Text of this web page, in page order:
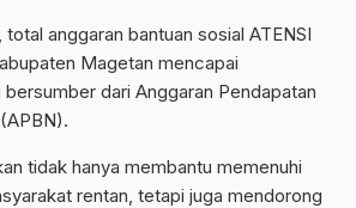
anggaran bantuan sosial ATENSI
Magetan mencapai
bersumber dari Anggaran Pendapatan
tidak hanya membantu memenuhi
rentan, tetapi juga mendorong